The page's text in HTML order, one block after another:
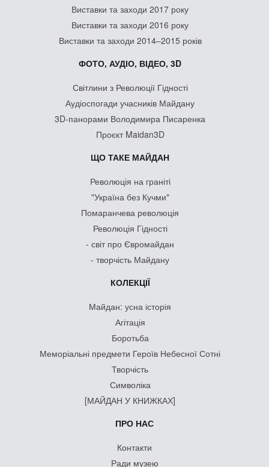
Виставки та заходи 2017 року
Виставки та заходи 2016 року
Виставки та заходи 2014–2015 років
ФОТО, АУДІО, ВІДЕО, 3D
Світлини з Революції Гідності
Аудіоспогади учасників Майдану
3D-панорами Володимира Писаренка
Проєкт Maidan3D
ЩО ТАКЕ МАЙДАН
Революція на граніті
"Україна без Кучми"
Помаранчева революція
Революція Гідності
- світ про Євромайдан
- творчість Майдану
КОЛЕКЦІЇ
Майдан: усна історія
Агітація
Боротьба
Меморіальні предмети Героїв Небесної Сотні
Творчість
Символіка
[МАЙДАН У КНИЖКАХ]
ПРО НАС
Контакти
Ради музею